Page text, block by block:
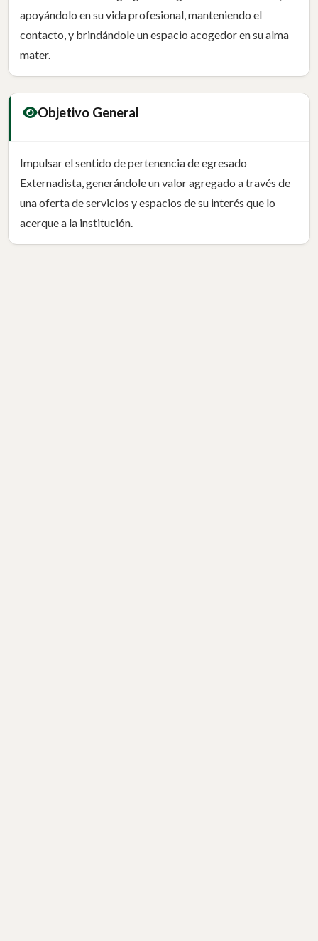
apoyándolo en su vida profesional, manteniendo el
contacto, y brindándole un espacio acogedor en su alma
mater.
Objetivo General
Impulsar el sentido de pertenencia de egresado
Externadista, generándole un valor agregado a través de
una oferta de servicios y espacios de su interés que lo
acerque a la institución.